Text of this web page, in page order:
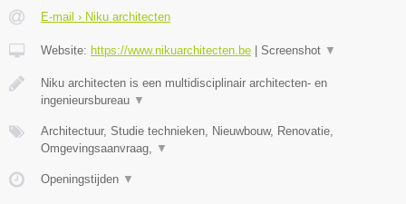
E-mail › Niku architecten
Website: https://www.nikuarchitecten.be Screenshot ▼
Niku architecten is een multidisciplinair architecten- en
ingenieursbureau ▼
Architectuur, Studie technieken, Nieuwbouw, Renovatie,
Omgevingsaanvraag,
▼
Openingstijden ▼